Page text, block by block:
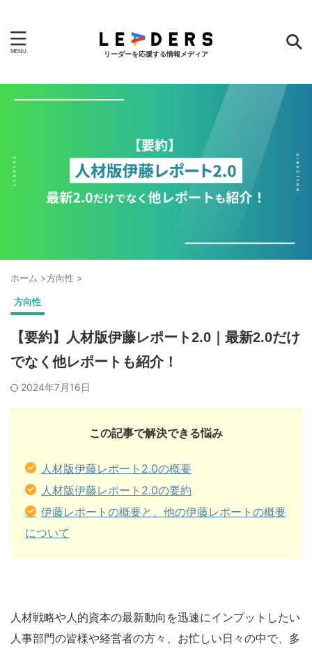
リーダーを応援する情報メディア
ホーム >方向性 >
方向性
【要約】人材版伊藤レポート2.0｜最新2.0だけ
でなく他レポートも紹介！
2024年7月16日
この記事で解決できる悩み
人材版伊藤レポート2.0の概要
人材版伊藤レポート2.0の要約
伊藤レポートの概要と、他の伊藤レポートの概要
について
人材戦略や人的資本の最新動向を迅速にインプットしたい
人事部門の皆様や経営者の方々、お忙しい日々の中で、多